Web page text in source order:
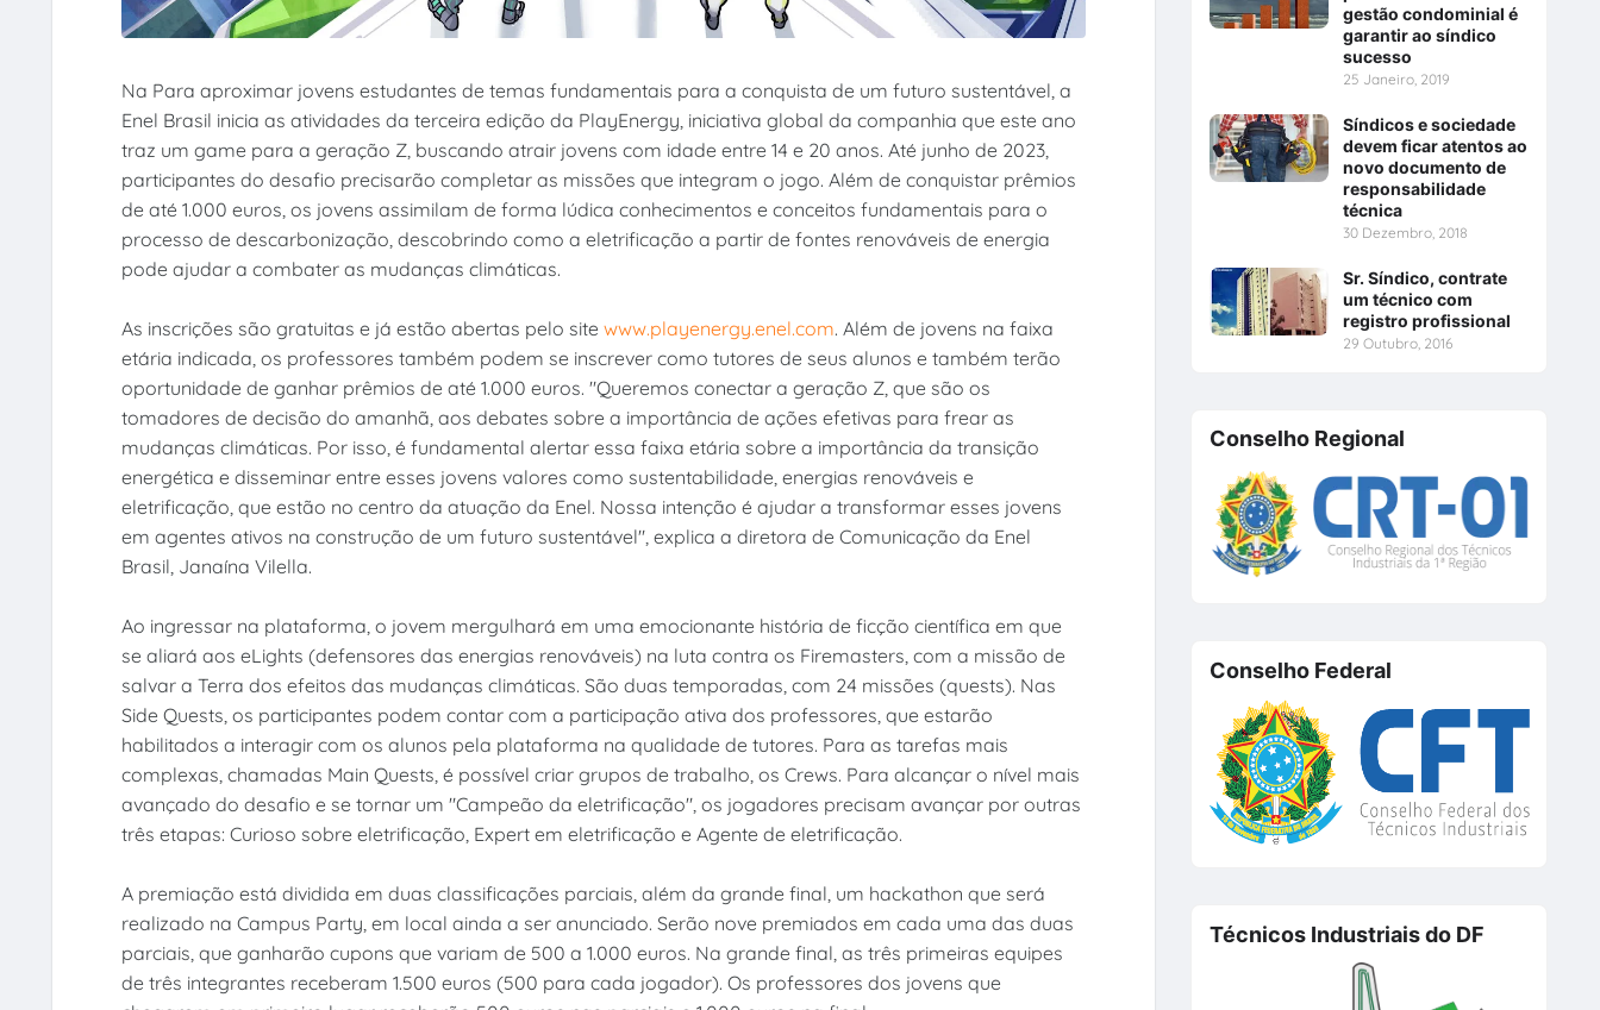
Na Para aproximar jovens estudantes de temas fundamentais para a conquista de um futuro sustentável, a
Enel Brasil inicia as atividades da terceira edição da PlayEnergy, iniciativa global da companhia que este ano
traz um game para a geração Z, buscando atrair jovens com idade entre 14 e 20 anos. Até junho de 2023,
participantes do desafio precisarão completar as missões que integram o jogo. Além de conquistar prêmios
de até 1.000 euros, os jovens assimilam de forma lúdica conhecimentos e conceitos fundamentais para o
processo de descarbonização, descobrindo como a eletrificação a partir de fontes renováveis de energia
pode ajudar a combater as mudanças climáticas.
As inscrições são gratuitas e já estão abertas pelo site www.playenergy.enel.com. Além de jovens na faixa
etária indicada, os professores também podem se inscrever como tutores de seus alunos e também terão
oportunidade de ganhar prêmios de até 1.000 euros. "Queremos conectar a geração Z, que são os
tomadores de decisão do amanhã, aos debates sobre a importância de ações efetivas para frear as
mudanças climáticas. Por isso, é fundamental alertar essa faixa etária sobre a importância da transição
energética e disseminar entre esses jovens valores como sustentabilidade, energias renováveis e
eletrificação, que estão no centro da atuação da Enel. Nossa intenção é ajudar a transformar esses jovens
em agentes ativos na construção de um futuro sustentável", explica a diretora de Comunicação da Enel
Brasil, Janaína Vilella.
Ao ingressar na plataforma, o jovem mergulhará em uma emocionante história de ficção científica em que
se aliará aos eLights (defensores das energias renováveis) na luta contra os Firemasters, com a missão de
salvar a Terra dos efeitos das mudanças climáticas. São duas temporadas, com 24 missões (quests). Nas
Side Quests, os participantes podem contar com a participação ativa dos professores, que estarão
habilitados a interagir com os alunos pela plataforma na qualidade de tutores. Para as tarefas mais
complexas, chamadas Main Quests, é possível criar grupos de trabalho, os Crews. Para alcançar o nível mais
avançado do desafio e se tornar um "Campeão da eletrificação", os jogadores precisam avançar por outras
três etapas: Curioso sobre eletrificação, Expert em eletrificação e Agente de eletrificação.
A premiação está dividida em duas classificações parciais, além da grande final, um hackathon que será
realizado na Campus Party, em local ainda a ser anunciado. Serão nove premiados em cada uma das duas
parciais, que ganharão cupons que variam de 500 a 1.000 euros. Na grande final, as três primeiras equipes
de três integrantes receberam 1.500 euros (500 para cada jogador). Os professores dos jovens que
gestão condominial é
garantir ao síndico
sucesso
25 Janeiro, 2019
Síndicos e sociedade
devem ficar atentos ao
novo documento de
responsabilidade
técnica
30 Dezembro, 2018
Sr. Síndico, contrate
um técnico com
registro profissional
29 Outubro, 2016
Conselho Regional
Conselho Federal
Técnicos Industriais do DF